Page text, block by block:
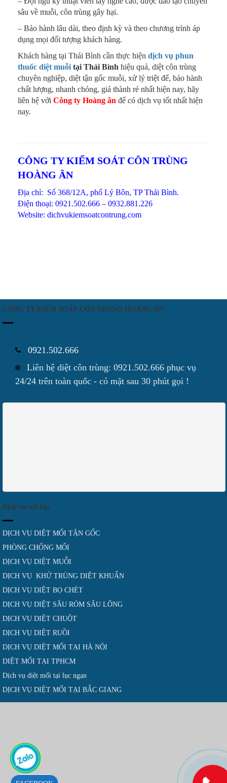
sâu về muỗi, côn trùng gây hại.
– Bảo hành lâu dài, theo định kỳ và theo chương trình áp
dụng mọi đối tượng khách hàng.
Khách hàng tại Thái Bình cần thực hiện dịch vụ phun
thuốc diệt muỗi tại Thái Bình hiệu quả, diệt côn trùng
chuyên nghiệp, diệt tận gốc muỗi, xử lý triệt để, bảo hành
chất lượng, nhanh chóng, giá thành rẻ nhất hiện nay, hãy
liên hệ với Công ty Hoàng ân để có dịch vụ tốt nhất hiện
nay.
CÔNG TY KIỂM SOÁT CÔN TRÙNG
HOÀNG ÂN
Địa chỉ: Số 368/12A, phố Lý Bôn, TP Thái Bình.
Điện thoại: 0921.502.666 – 0932.881.226
Website: dichvukiemsoatcontrung.com
CÔNG TY KIỂM SOÁT CÔN TRÙNG HOÀNG ÂN
0921.502.666
Liên hệ diệt côn trùng: 0921.502.666 phục vụ
24/24 trên toàn quốc - có mặt sau 30 phút gọi !
Dịch vụ nổi bật
DỊCH VỤ DIỆT MỐI TẬN GỐC
PHÒNG CHỐNG MỐI
DỊCH VỤ DIỆT MUỖI
DỊCH VỤ KHỬ TRÙNG DIỆT KHUẨN
DỊCH VỤ DIỆT BỌ CHÉT
DỊCH VỤ DIỆT SÂU RÓM SÂU LÔNG
DỊCH VỤ DIỆT CHUỘT
DỊCH VỤ DIỆT RUỒI
DỊCH VỤ DIỆT MỐI TẠI HÀ NỘI
DIỆT MỐI TẠI TPHCM
Dịch vụ diệt mối tại lục ngạn
DỊCH VỤ DIỆT MỐI TẠI BẮC GIANG